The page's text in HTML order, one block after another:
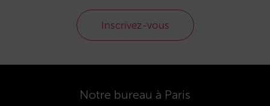
Inscrivez-vous
Notre bureau à Paris